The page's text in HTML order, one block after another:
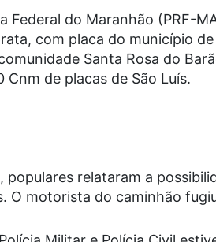
Federal do Maranhão (PRF-
com placa do município
Santa Rosa do
Cnm de placas de São Luís.
populares relataram a
O motorista do caminhão